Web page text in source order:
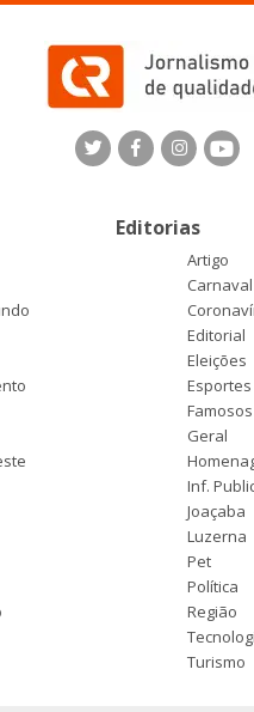
Editorias
Artigo
Carnaval
Editorial
Eleições
Esportes
Famosos
Geral
Inf.
Joaçaba
Luzerna
Pet
Política
Região
Turismo